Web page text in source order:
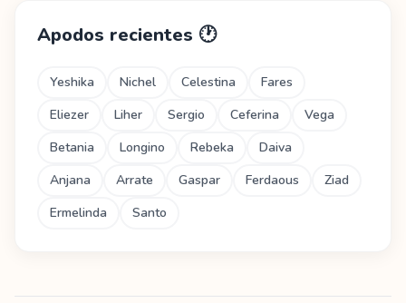
Apodos recientes 🕐
Yeshika Nichel Celestina
Fares
Eliezer
Liher Sergio Ceferina
Vega
Betania
Longino Rebeka
Daiva
Anjana
Arrate Gaspar Ferdaous
Ziad
Ermelinda
Santo